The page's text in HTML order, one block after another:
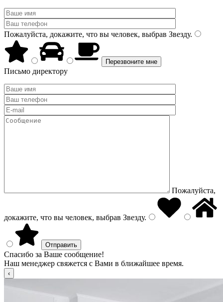
Пожалуйста, докажите, что вы человек, выбрав Звезду.
Письмо директору
Пожалуйста,
докажите, что вы человек, выбрав Звезду.
Спасибо за Ваше сообщение!
Наш менеджер свяжется с Вами в ближайшее время.